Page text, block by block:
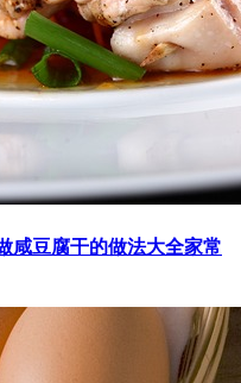
咸豆腐干的做法大全家常